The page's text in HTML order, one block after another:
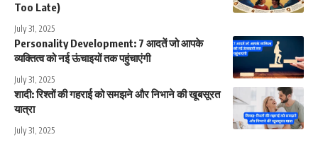
Too Late)
July 31, 2025
Personality Development: 7 आदतें जो आपके
व्यक्तित्व को नई ऊंचाइयों तक पहुंचाएंगी
July 31, 2025
शादी: रिश्तों की गहराई को समझने और निभाने की खूबसूरत
यात्रा
July 31, 2025